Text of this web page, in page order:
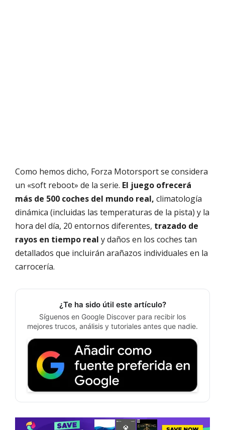
Como hemos dicho, Forza Motorsport se considera
un «soft reboot» de la serie. El juego ofrecerá
más de 500 coches del mundo real, climatología
dinámica (incluidas las temperaturas de la pista) y la
hora del día, 20 entornos diferentes, trazado de
rayos en tiempo real y daños en los coches tan
detallados que incluirán arañazos individuales en la
carrocería.
¿Te ha sido útil este artículo?
Síguenos en Google Discover para recibir los
mejores trucos, análisis y tutoriales antes que nadie.